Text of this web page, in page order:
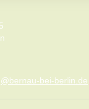
bei-berlin.de